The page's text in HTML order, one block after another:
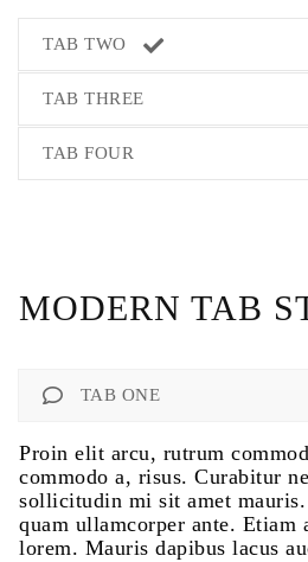
TAB TWO
TAB THREE
TAB FOUR
MODERN TAB
TAB ONE
Proin elit arcu, rutrum
commodo a, risus. Curabitur
sollicitudin mi sit amet mauris.
quam ullamcorper ante. Etiam
lorem. Mauris dapibus lacus